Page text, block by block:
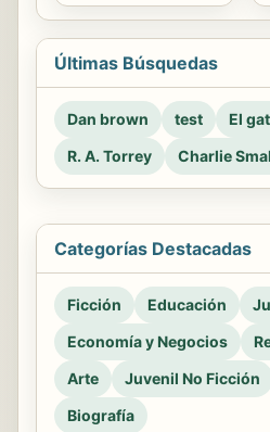
Últimas Búsquedas
Dan brown test
El
R. A. Torrey
Charlie
Categorías Destacadas
Ficción Educación
Economía y Negocios
Arte
Juvenil No Ficción
Biografía